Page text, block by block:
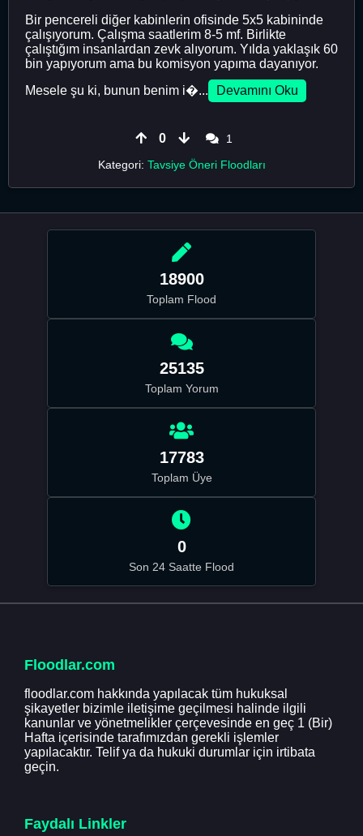
Bir pencereli diğer kabinlerin ofisinde 5x5 kabininde
çalışıyorum. Çalışma saatlerim 8-5 mf. Birlikte
çalıştığım insanlardan zevk alıyorum. Yılda yaklaşık 60
bin yapıyorum ama bu komisyon yapıma dayanıyor.
Mesele şu ki, bunun benim i�...
Devamını Oku
0
1
Kategori: Tavsiye Öneri Floodları
18900
Toplam Flood
25135
Toplam Yorum
17783
Toplam Üye
0
Son 24 Saatte Flood
Floodlar.com
floodlar.com hakkında yapılacak tüm hukuksal
şikayetler bizimle iletişime geçilmesi halinde ilgili
kanunlar ve yönetmelikler çerçevesinde en geç 1 (Bir)
Hafta içerisinde tarafımızdan gerekli işlemler
yapılacaktır. Telif ya da hukuki durumlar için irtibata
geçin.
Faydalı Linkler